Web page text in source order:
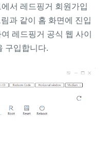
서 레드핑거 회원가입
과 같이 홈 화면에 진입
레드핑거 공식 웹 사이
구입합니다.